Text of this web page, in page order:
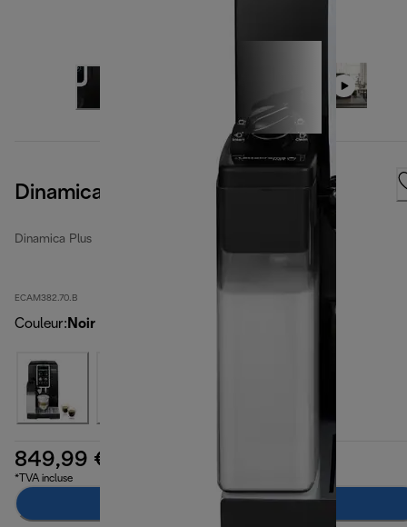
Dinamica Plus
Dinamica Plus
ECAM382.70.B
Couleur: Noir
849,99 €
*TVA incluse
Ajouter au panier